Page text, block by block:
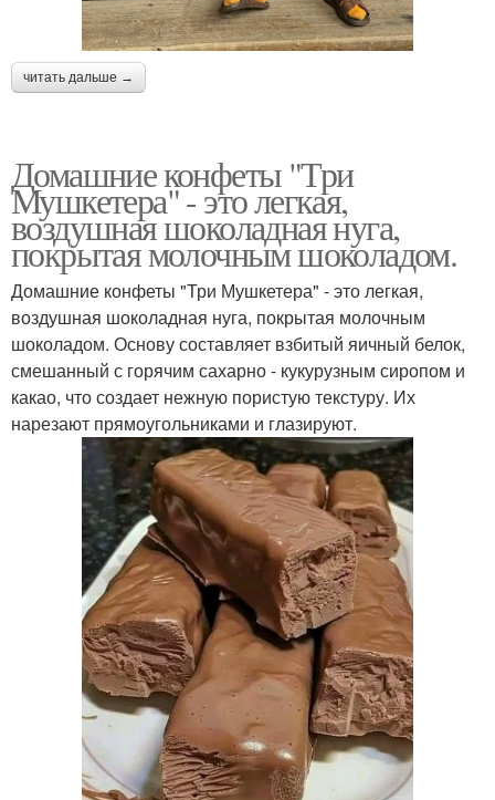
читать дальше →
Домашние конфеты "Три
Мушкетера" - это легкая,
воздушная шоколадная нуга,
покрытая молочным шоколадом.
Домашние конфеты "Три Мушкетера" - это легкая,
воздушная шоколадная нуга, покрытая молочным
шоколадом. Основу составляет взбитый яичный белок,
смешанный с горячим сахарно - кукурузным сиропом и
какао, что создает нежную пористую текстуру. Их
нарезают прямоугольниками и глазируют.